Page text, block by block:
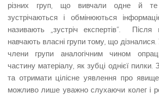
різних груп, що вивчали одне й те
зустрічаються і обмінюються
називають „зустріч експертів”. Після
навчають власні групи тому, що
члени групи аналогічним чином
частину матеріалу, як зубці однієї пилки.
та отримати цілісне уявлення про
можливо лише уважно слухаючи колег і